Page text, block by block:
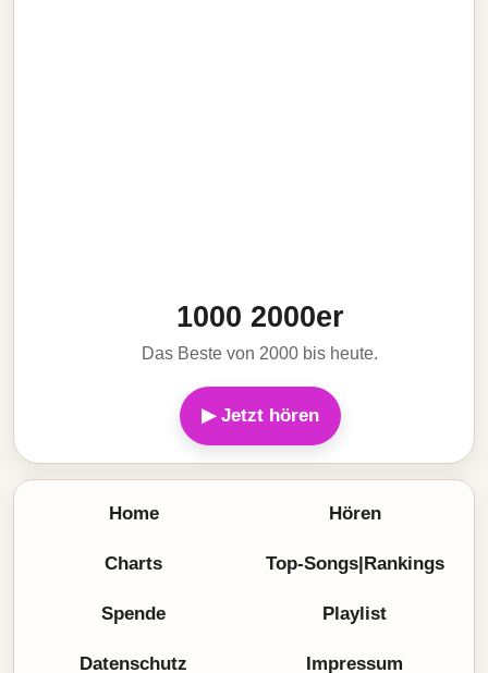
1000 2000er
Das Beste von 2000 bis heute.
▶ Jetzt hören
Home Hören
Charts Top-Songs|Rankings
Spende Playlist
Datenschutz Impressum